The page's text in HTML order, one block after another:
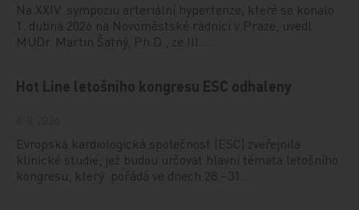
Na XXIV. sympoziu arteriální hypertenze, které se konalo
1. dubna 2026 na Novoměstské radnici v Praze, uvedl
MUDr. Martin Šatný, Ph.D., ze III.…
Hot Line letošního kongresu ESC odhaleny
Evropská kardiologická společnost (ESC) zveřejnila
klinické studie, jež budou určovat hlavní témata letošního
kongresu, který pořádá ve dnech 28.–31…